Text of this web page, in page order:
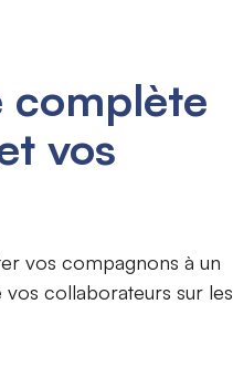
complète
vos
vos compagnons à un
vos collaborateurs sur les